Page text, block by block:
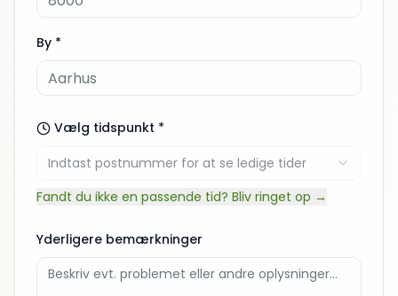
By *
Vælg tidspunkt *
Indtast postnummer for at se ledige tider
Fandt du ikke en passende tid? Bliv ringet op →
Yderligere bemærkninger